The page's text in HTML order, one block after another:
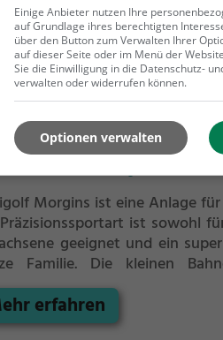
Morgins
de Bas-Vièze, 1875 Morgins
Morgins ist eine Anlage
ist sowohl
geeignet und ein
Familie. Die kleinen
ein -
Schlägen alle Bahnen zu
erfahren
Einige Anbieter nutzen Ihre
auf Grundlage ihres berechtigten
über den Button zum Verwalten Ihrer
auf dieser Seite oder im Menü der
Sie die Einwilligung in die Datenschutz-
verwalten oder widerrufen können.
Optionen verwalten